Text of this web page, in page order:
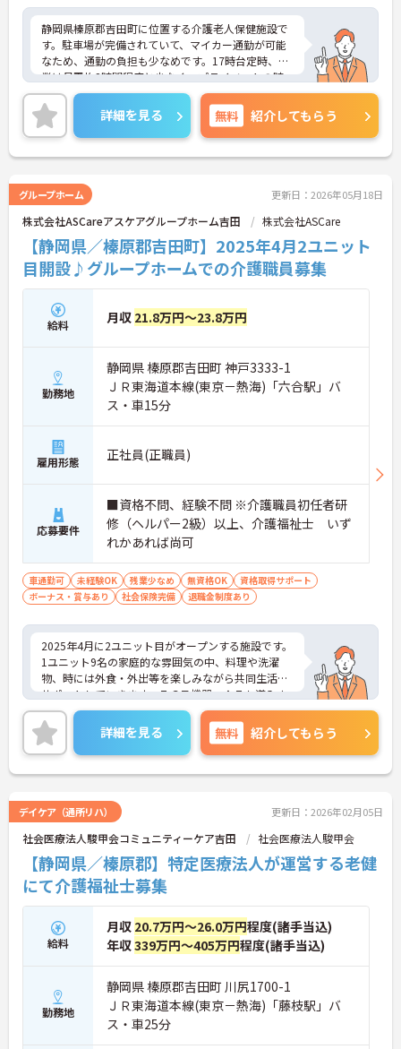
静岡県榛原郡吉田町に位置する介護老人保健施設で
す。駐車場が完備されていて、マイカー通勤が可能
なため、通勤の負担も少なめです。17時台定時、残
業は月平均2時間程度と少なく、プライベートの時
間も確保しやすいです。
ご興味をお持ちの方には、詳細の情報や面接のポイ
ントをお伝えしますのでお気軽にお問い合わせくだ
さい。
詳細を見る 無料 紹介してもらう
グループホーム 更新日：2026年05月18日
株式会社ASCareアスケアグループホーム吉田 株式会社ASCare
【静岡県／榛原郡吉田町】2025年4月2ユニット
目開設♪グループホームでの介護職員募集
給料 月収 21.8万円～23.8万円
勤務地
静岡県 榛原郡吉田町 神戸3333-1
ＪＲ東海道本線(東京－熱海)「六合駅」バ
ス・車15分
雇用形態 正社員(正職員)
応募要件
■資格不問、経験不問 ※介護職員初任者研
修（ヘルパー2級）以上、介護福祉士 いず
れかあれば尚可
車通勤可 未経験OK 残業少なめ 無資格OK
資格取得サポート
ボーナス・賞与あり
社会保険完備 退職金制度あり
2025年4月に2ユニット目がオープンする施設です。
1ユニット9名の家庭的な雰囲気の中、料理や洗濯
物、時には外食・外出等を楽しみながら共同生活を
サポートしていきます。ＩＣＴ機器・ＡＩも導入さ
れ、業務効率化にも力を入れています。介護系の資
格や経験が無い方もチャレンジいただけます。ご興
味のある方には、面接対策ポイントなど、さらに詳
細をお話ししますのでお気軽にご相談ください！
詳細を見る 無料 紹介してもらう
デイケア（通所リハ） 更新日：2026年02月05日
社会医療法人駿甲会コミュニティーケア吉田 社会医療法人駿甲会
【静岡県／榛原郡】特定医療法人が運営する老健
にて介護福祉士募集
給料
月収 20.7万円～26.0万円程度(諸手当込)
年収339万円～405万円程度(諸手当込)
勤務地
静岡県 榛原郡吉田町 川尻1700-1
ＪＲ東海道本線(東京－熱海)「藤枝駅」バ
ス・車25分